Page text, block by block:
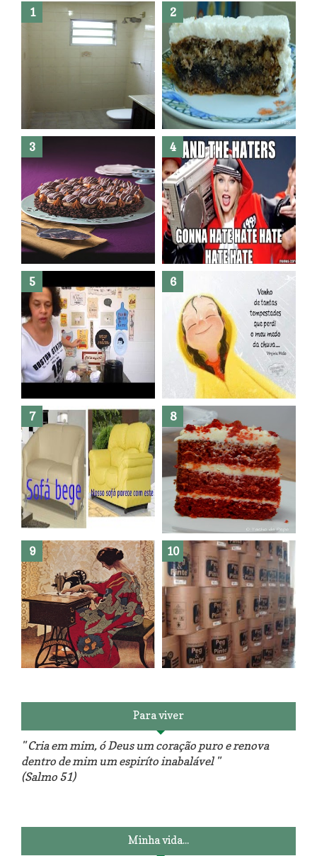
Banheiro novo por menos de
R$300,00 ?? E sem quebra
quebra ??( Editado)
Posso congelar bolo ??
Dez bolos pra fazer antes de
morrer !
Haters, como surgiram?
O medo que habita em nós.
Reforma do sofá, agora é em
patchwork!
The Red Velvet !!! O Perfeito
Para viver
" Cria em mim, ó Deus um coração puro e renova
dentro de mim um espiríto inabalável "
(Salmo 51)
Minha vida...